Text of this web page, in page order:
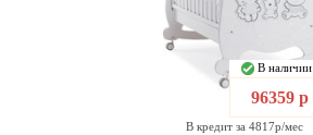
В наличии
96359 р
В кредит за 4817р/мес